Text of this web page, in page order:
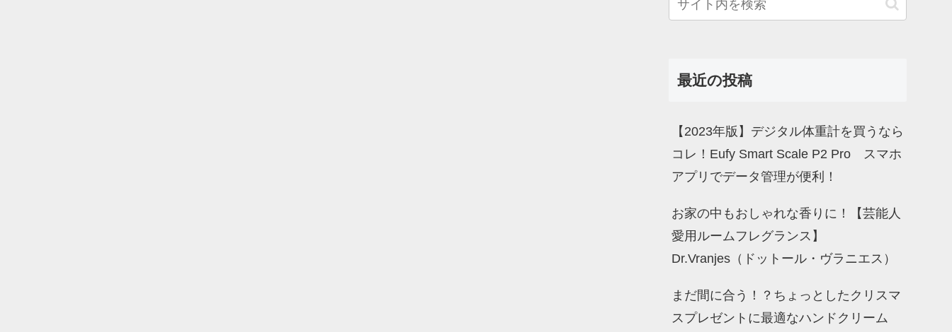
最近の投稿
【2023年版】デジタル体重計を買うなら
コレ！Eufy Smart Scale P2 Pro スマホ
アプリでデータ管理が便利！
お家の中もおしゃれな香りに！【芸能人
愛用ルームフレグランス】
Dr.Vranjes（ドットール・ヴラニエス）
まだ間に合う！？ちょっとしたクリスマ
スプレゼントに最適なハンドクリーム